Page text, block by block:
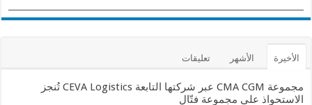
الأخيرة الأشهر تعليقات
مجموعة CMA CGM عبر شركتها التابعة CEVA Logistics تُنجز
الاستحواذ على مجموعة فتّال